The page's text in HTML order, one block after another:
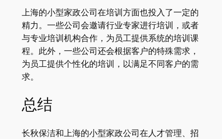
上海的小型家政公司在培训方面也投入了一定的
精力。一些公司会邀请行业专家进行培训，或者
与专业培训机构合作，为员工提供系统的培训课
程。此外，一些公司还会根据客户的特殊需求，
为员工提供个性化的培训，以满足不同客户的需
求。
总结
长秋保洁和上海的小型家政公司在人才管理、招